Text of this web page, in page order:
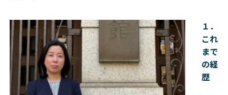
１．
これ
まで
の経
歴